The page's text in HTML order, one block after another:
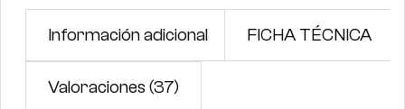
Información adicional FICHA TÉCNICA
Valoraciones (37)